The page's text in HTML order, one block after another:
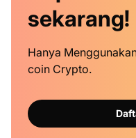
sekarang!
Hanya
coin Crypto.